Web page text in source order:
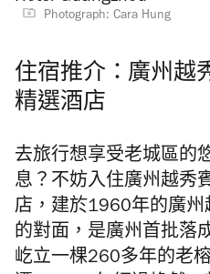
Photograph: Cara Hung
住宿推介：廣州越
精選酒店
去旅行想享受老城區的
息？不妨入住廣州越秀
店，建於1960年的廣州
的對面，是廣州首批落
屹立一棵260多年的老